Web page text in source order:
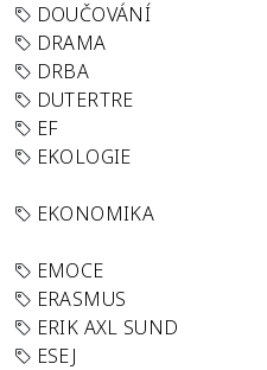
DOUČOVÁNÍ
DRAMA
DRBA
DUTERTRE
EF
EKOLOGIE
EKONOMIKA
EMOCE
ERASMUS
ERIK AXL SUND
ESEJ